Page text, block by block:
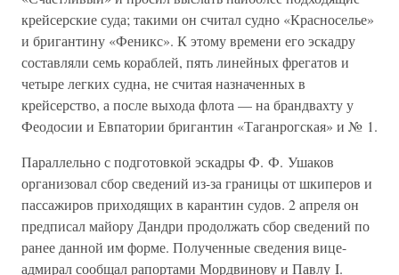
крейсерские суда; такими он считал судно «Красноселье»
и бригантину «Феникс». К этому времени его эскадру
составляли семь кораблей, пять линейных фрегатов и
четыре легких судна, не считая назначенных в
крейсерство, а после выхода флота — на брандвахту у
Феодосии и Евпатории бригантин «Таганрогская» и № 1.
Параллельно с подготовкой эскадры Ф. Ф. Ушаков
организовал сбор сведений из-за границы от шкиперов и
пассажиров приходящих в карантин судов. 2 апреля он
предписал майору Дандри продолжать сбор сведений по
ранее данной им форме. Полученные сведения вице-
адмирал сообщал рапортами Мордвинову и Павлу I.